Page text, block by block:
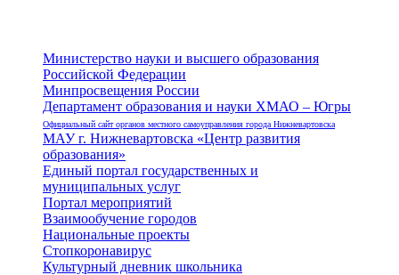
Министерство науки и высшего образования
Российской Федерации
Минпросвещения России
Департамент образования и науки ХМАО – Югры
Официальный сайт органов местного самоуправления города Нижневартовска
МАУ г. Нижневартовска «Центр развития
образования»
Единый портал государственных и
муниципальных услуг
Портал мероприятий
Взаимообучение городов
Национальные проекты
Стопкоронавирус
Культурный дневник школьника